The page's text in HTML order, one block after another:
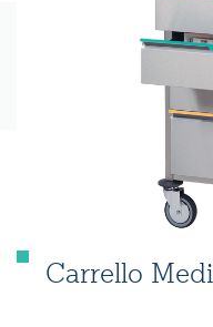
Carrello